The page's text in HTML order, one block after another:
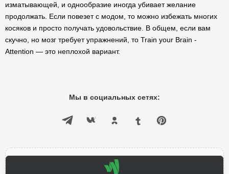
изматывающей, и однообразие иногда убивает желание
продолжать. Если повезет с модом, то можно избежать многих
косяков и просто получать удовольствие. В общем, если вам
скучно, но мозг требует упражнений, то Train your Brain -
Attention — это неплохой вариант.
Мы в социальных сетях: